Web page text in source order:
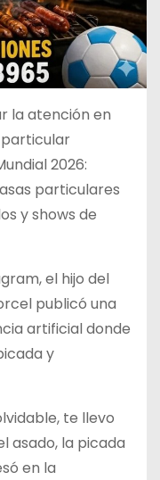
la atención en
particular
2026:
particulares
y shows de
el hijo del
publicó una
artificial donde
y
te llevo
asado, la picada
en la